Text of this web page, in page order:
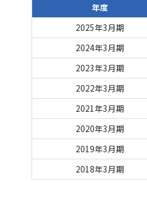
年度
2025年3月期
2024年3月期
2023年3月期
2022年3月期
2021年3月期
2020年3月期
2019年3月期
2018年3月期